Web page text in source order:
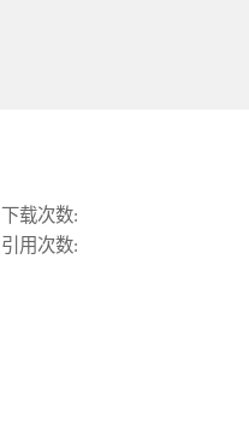
下载次数:
引用次数: